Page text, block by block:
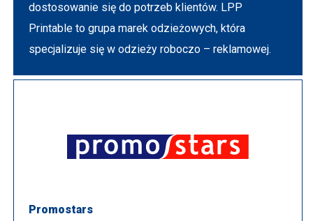
dostosowanie się do potrzeb klientów. LPP
Printable to grupa marek odzieżowych, która
specjalizuje się w odzieży roboczo – reklamowej.
Promostars